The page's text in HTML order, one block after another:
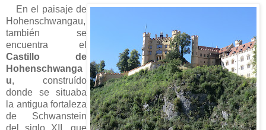
En el paisaje de
Hohenschwangau,
también se
encuentra el
Castillo de
Hohenschwanga
u, construído
donde se situaba
la antigua fortaleza
de Schwanstein